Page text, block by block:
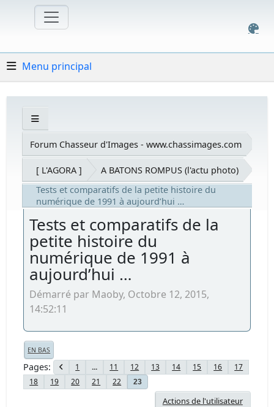
Menu principal
Forum Chasseur d'Images - www.chassimages.com
[ L'AGORA ]
A BATONS ROMPUS (l'actu photo)
Tests et comparatifs de la petite histoire du
numérique de 1991 à aujourd’hui …
Tests et comparatifs de la
petite histoire du
numérique de 1991 à
aujourd’hui …
Démarré par Maoby, Octobre 12, 2015,
14:52:11
EN BAS
Pages 1 ... 11 12 13 14 15 16
17
18
19 20 21 22 23
Actions de l'utilisateur